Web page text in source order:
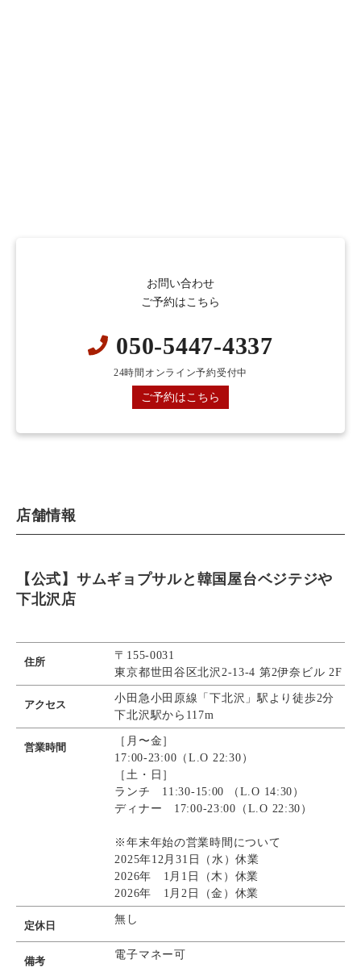
お問い合わせ
ご予約はこちら
050-5447-4337
24時間オンライン予約受付中
ご予約はこちら
店舗情報
【公式】サムギョプサルと韓国屋台ベジテジや
下北沢店
住所
〒155‐0031
東京都世田谷区北沢2-13-4 第2伊奈ビル 2F​
アクセス
小田急小田原線「下北沢」駅より徒歩2分
下北沢駅から117m
営業時間
［月〜金］
17:00-23:00（L.O 22:30）
［土・日］
ランチ 11:30-15:00 （L.O 14:30）
ディナー 17:00-23:00（L.O 22:30）
※年末年始の営業時間について
2025年12月31日（水）休業
2026年 1月1日（木）休業
2026年 1月2日（金）休業
定休日
無し
備考
電子マネー可